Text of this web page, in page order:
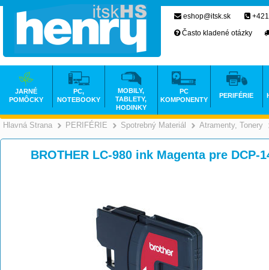
Hlavná Strana >
PERIFÉRIE >
Spotrebný Materiál >
Atramenty, Tonery
BROTHER LC-980 ink Magenta pre DCP-
eshop@itsk.sk
Často kladené otázky
JARNÉ
POMÔCKY
PC,
NOTEBOOKY
MOBILY,
TABLETY,
HODINKY
PC
KOMPONENTY
PERIFÉRIE